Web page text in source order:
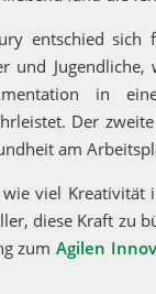
entschied sich
und
in
Der
am
viel
diese Kraft zu
zum Agilen